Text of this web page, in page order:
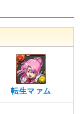
転生マァム